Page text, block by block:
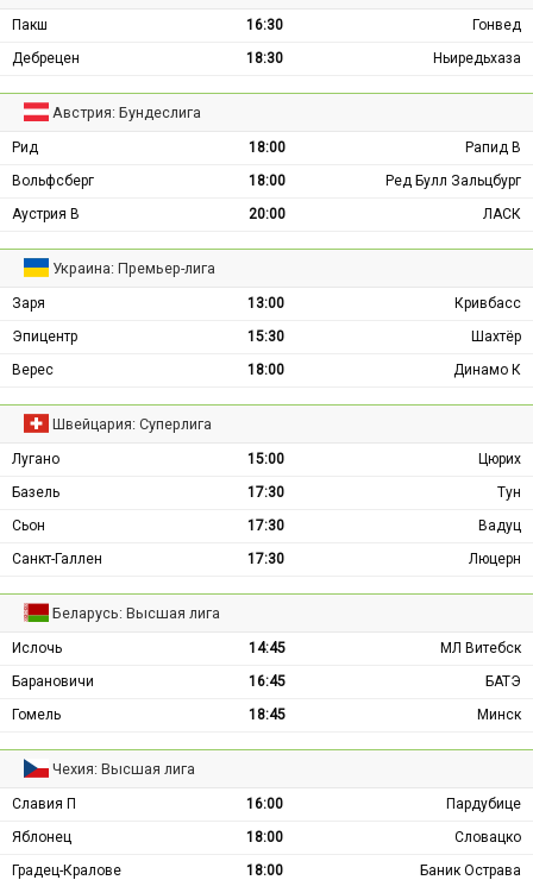
Пакш 16:30
Гонвед
Дебрецен
18:30 Ньиредьхаза
Австрия: Бундеслига
Рид 18:00
Рапид В
Вольфсберг
18:00
Ред Булл Зальцбург
Аустрия В
20:00 ЛАСК
Украина: Премьер-лига
Заря 13:00
Кривбасс
Эпицентр
15:30
Шахтёр
Верес
18:00 Динамо К
Швейцария: Суперлига
Лугано 15:00
Цюрих
Базель
17:30
Тун
Сьон
17:30
Вадуц
Санкт-Галлен
17:30 Люцерн
Беларусь: Высшая лига
Ислочь 14:45
МЛ Витебск
Барановичи
16:45
БАТЭ
Гомель
18:45 Минск
Чехия: Высшая лига
Славия П 16:00
Пардубице
Яблонец
18:00
Словацко
Градец-Кралове
18:00
Баник Острава